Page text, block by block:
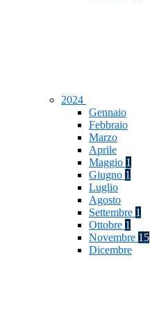
2024
Gennaio
Febbraio
Marzo
Aprile
Maggio 1
Giugno 1
Luglio
Agosto
Settembre 1
Ottobre 1
Novembre 15
Dicembre